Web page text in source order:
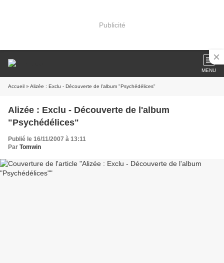
Publicité
MENU
Accueil » Alizée : Exclu - Découverte de l'album "Psychédélices"
Alizée : Exclu - Découverte de l'album
"Psychédélices"
Publié le 16/11/2007 à 13:11
Par Tomwin